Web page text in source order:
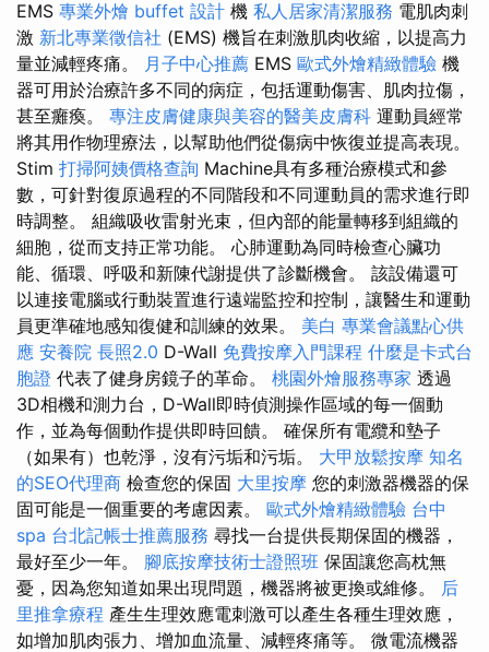
EMS 專業外燴 buffet 設計 機 私人居家清潔服務 電肌肉刺
激 新北專業徵信社 (EMS) 機旨在刺激肌肉收縮，以提高力
量並減輕疼痛。 月子中心推薦 EMS 歐式外燴精緻體驗 機
器可用於治療許多不同的病症，包括運動傷害、肌肉拉傷，
甚至癱瘓。 專注皮膚健康與美容的醫美皮膚科 運動員經常
將其用作物理療法，以幫助他們從傷病中恢復並提高表現。
Stim 打掃阿姨價格查詢 Machine具有多種治療模式和參
數，可針對復原過程的不同階段和不同運動員的需求進行即
時調整。 組織吸收雷射光束，但內部的能量轉移到組織的
細胞，從而支持正常功能。 心肺運動為同時檢查心臟功
能、循環、呼吸和新陳代謝提供了診斷機會。 該設備還可
以連接電腦或行動裝置進行遠端監控和控制，讓醫生和運動
員更準確地感知復健和訓練的效果。 美白 專業會議點心供
應 安養院 長照2.0 D-Wall 免費按摩入門課程 什麼是卡式台
胞證 代表了健身房鏡子的革命。 桃園外燴服務專家 透過
3D相機和測力台，D-Wall即時偵測操作區域的每一個動
作，並為每個動作提供即時回饋。 確保所有電纜和墊子
（如果有）也乾淨，沒有污垢和污垢。 大甲放鬆按摩 知名
的SEO代理商 檢查您的保固 大里按摩 您的刺激器機器的保
固可能是一個重要的考慮因素。 歐式外燴精緻體驗 台中
spa 台北記帳士推薦服務 尋找一台提供長期保固的機器，
最好至少一年。 腳底按摩技術士證照班 保固讓您高枕無
憂，因為您知道如果出現問題，機器將被更換或維修。 后
里推拿療程 產生生理效應電刺激可以產生各種生理效應，
如增加肌肉張力、增加血流量、減輕疼痛等。 微電流機器